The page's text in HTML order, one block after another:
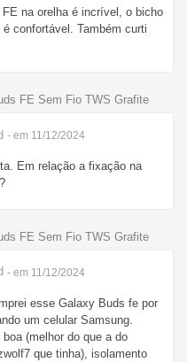
na orelha é incrível, o bicho
confortável. Também curti
FE Sem Fio TWS Grafite
- em 11/12/2024
Em relação a fixação na
FE Sem Fio TWS Grafite
- em 11/12/2024
esse Galaxy Buds fe por
um celular Samsung.
(melhor do que a do
que tinha), isolamento